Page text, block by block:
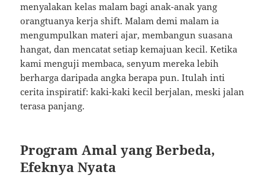
menyalakan kelas malam bagi anak-anak yang
orangtuanya kerja shift. Malam demi malam ia
mengumpulkan materi ajar, membangun suasana
hangat, dan mencatat setiap kemajuan kecil. Ketika
kami menguji membaca, senyum mereka lebih
berharga daripada angka berapa pun. Itulah inti
cerita inspiratif: kaki-kaki kecil berjalan, meski jalan
terasa panjang.
Program Amal yang Berbeda,
Efeknya Nyata